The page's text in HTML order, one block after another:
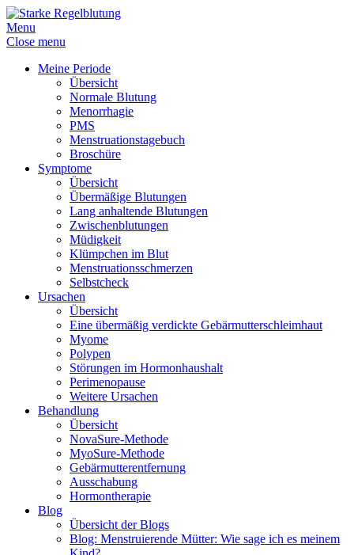
Menu
Close menu
Meine Periode
Übersicht
Normale Blutung
Menorrhagie
PMS
Menstruationstagebuch
Broschüre
Symptome
Übersicht
Übermäßige Blutungen
Lang anhaltende Blutungen
Zwischenblutungen
Müdigkeit
Klümpchen im Blut
Menstruationsschmerzen
Selbstcheck
Ursachen
Übersicht
Eine übermäßig verdickte Gebärmutterschleimhaut
Myome
Polypen
Störungen im Hormonhaushalt
Perimenopause
Weitere Ursachen
Behandlung
Übersicht
NovaSure-Methode
MyoSure-Methode
Gebärmutterentfernung
Ausschabung
Hormontherapie
Blog
Übersicht der Blogs
Blog: Menstruierende Mütter: Wie sage ich es meinem